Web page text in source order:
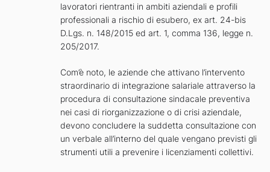
lavoratori rientranti in ambiti aziendali e profili
professionali a rischio di esubero, ex art. 24-bis
D.Lgs. n. 148/2015 ed art. 1, comma 136, legge n.
205/2017.
Com’è noto, le aziende che attivano l’intervento
straordinario di integrazione salariale attraverso la
procedura di consultazione sindacale preventiva
nei casi di riorganizzazione o di crisi aziendale,
devono concludere la suddetta consultazione con
un verbale all’interno del quale vengano previsti gli
strumenti utili a prevenire i licenziamenti collettivi.